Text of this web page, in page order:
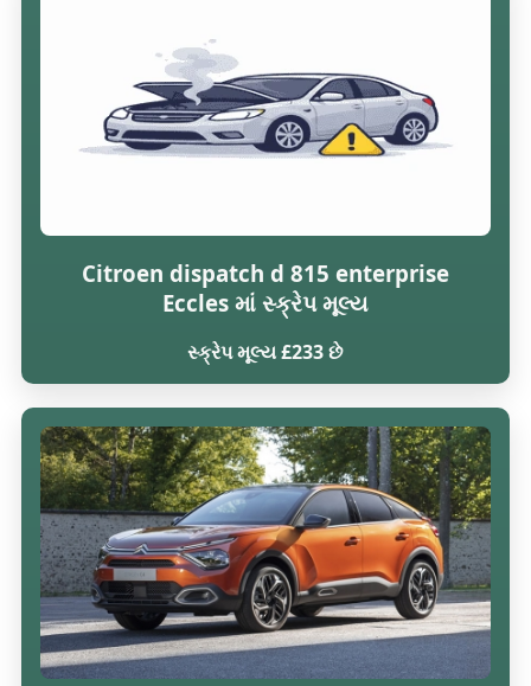
Citroen dispatch d 815 enterprise
Eccles માં સ્ક્રેપ મૂલ્ય
સ્ક્રેપ મૂલ્ય £233 છે